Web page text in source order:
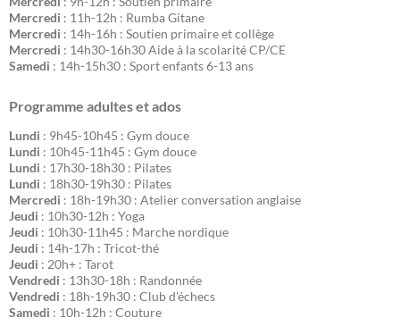
Mercredi : 11h-12h : Rumba Gitane
Mercredi : 14h-16h : Soutien primaire et collège
Mercredi : 14h30-16h30 Aide à la scolarité CP/CE
Samedi : 14h-15h30 : Sport enfants 6-13 ans
Programme adultes et ados
Lundi : 9h45-10h45 : Gym douce
Lundi : 10h45-11h45 : Gym douce
Lundi : 17h30-18h30 : Pilates
Lundi : 18h30-19h30 : Pilates
Mercredi : 18h-19h30 : Atelier conversation anglaise
Jeudi : 10h30-12h : Yoga
Jeudi : 10h30-11h45 : Marche nordique
Jeudi : 14h-17h : Tricot-thé
Jeudi : 20h+ : Tarot
Vendredi : 13h30-18h : Randonnée
Vendredi : 18h-19h30 : Club d'échecs
Samedi : 10h-12h : Couture